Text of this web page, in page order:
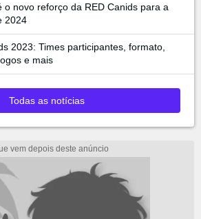
o novo reforço da RED Canids para a
2024
2023: Times participantes, formato,
e mais
Todas as notícias